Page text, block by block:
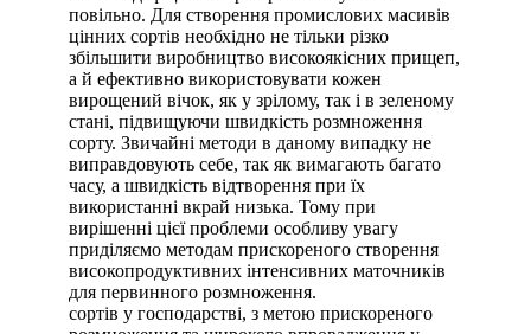
повільно. Для створення промислових масивів
цінних сортів необхідно не тільки різко
збільшити виробництво високоякісних прищеп,
а й ефективно використовувати кожен
вирощений вічок, як у зрілому, так і в зеленому
стані, підвищуючи швидкість розмноження
сорту. Звичайні методи в даному випадку не
виправдовують себе, так як вимагають багато
часу, а швидкість відтворення при їх
використанні вкрай низька. Тому при
вирішенні цієї проблеми особливу увагу
приділяємо методам прискореного створення
високопродуктивних інтенсивних маточників
для первинного розмноження.
сортів у господарстві, з метою прискореного